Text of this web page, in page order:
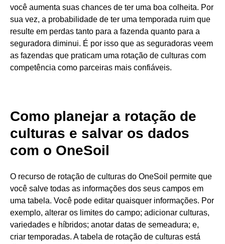
você aumenta suas chances de ter uma boa colheita. Por
sua vez, a probabilidade de ter uma temporada ruim que
resulte em perdas tanto para a fazenda quanto para a
seguradora diminui. É por isso que as seguradoras veem
as fazendas que praticam uma rotação de culturas com
competência como parceiras mais confiáveis.
Como planejar a rotação de
culturas e salvar os dados
com o OneSoil
O recurso de rotação de culturas do OneSoil permite que
você salve todas as informações dos seus campos em
uma tabela. Você pode editar quaisquer informações. Por
exemplo, alterar os limites do campo; adicionar culturas,
variedades e híbridos; anotar datas de semeadura; e,
criar temporadas. A tabela de rotação de culturas está